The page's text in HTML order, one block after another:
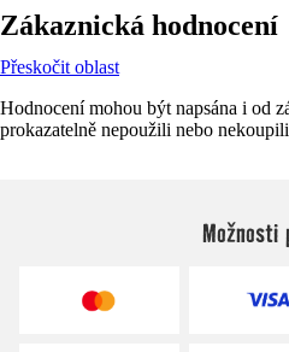
Zákaznická hodnocení
Přeskočit oblast
Hodnocení mohou být napsána i od
prokazatelně nepoužili nebo
Možnosti